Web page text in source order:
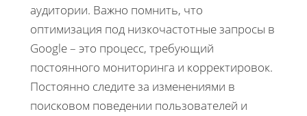
аудитории. Важно помнить, что
оптимизация под низкочастотные запросы в
Google – это процесс, требующий
постоянного мониторинга и корректировок.
Постоянно следите за изменениями в
поисковом поведении пользователей и